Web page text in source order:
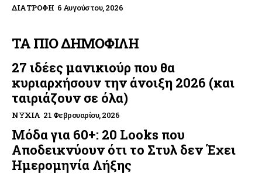
ΔΙΑΤΡΟΦΉ 6 Αυγούστου, 2026
ΤΑ ΠΙΟ ΔΗΜΟΦΙΛΗ
27 ιδέες μανικιούρ που θα
κυριαρχήσουν την άνοιξη 2026 (και
ταιριάζουν σε όλα)
ΝΎΧΙΑ 21 Φεβρουαρίου, 2026
Μόδα για 60+: 20 Looks που
Αποδεικνύουν ότι το Στυλ δεν Έχει
Ημερομηνία Λήξης